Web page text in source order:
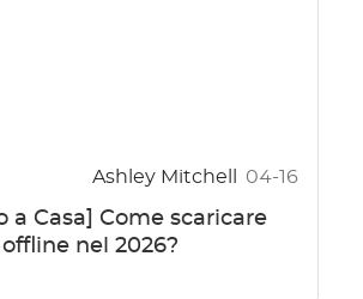
Ashley Mitchell 04-16
a Casa] Come scaricare
nel 2026?